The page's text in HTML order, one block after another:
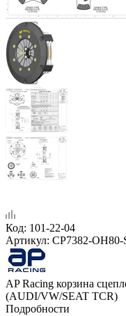
Код: 101-22-04
Артикул: CP7382-OH80-
AP Racing корзина
(AUDI/VW/SEAT TCR)
Подробности